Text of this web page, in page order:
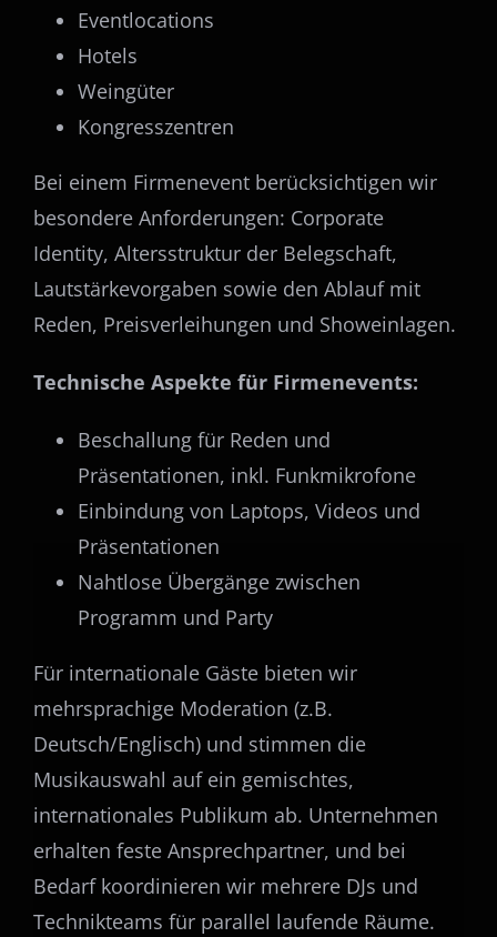
Eventlocations
Hotels
Weingüter
Kongresszentren
Bei einem Firmenevent berücksichtigen wir
besondere Anforderungen: Corporate
Identity, Altersstruktur der Belegschaft,
Lautstärkevorgaben sowie den Ablauf mit
Reden, Preisverleihungen und Showeinlagen.
Technische Aspekte für Firmenevents:
Beschallung für Reden und
Präsentationen, inkl. Funkmikrofone
Einbindung von Laptops, Videos und
Präsentationen
Nahtlose Übergänge zwischen
Programm und Party
Für internationale Gäste bieten wir
mehrsprachige Moderation (z.B.
Deutsch/Englisch) und stimmen die
Musikauswahl auf ein gemischtes,
internationales Publikum ab. Unternehmen
erhalten feste Ansprechpartner, und bei
Bedarf koordinieren wir mehrere DJs und
Technikteams für parallel laufende Räume.